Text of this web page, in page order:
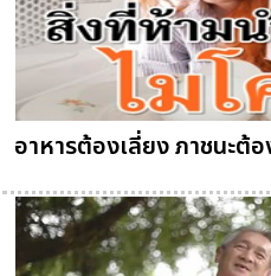
อาหารต้องเลี่ยง ภาชนะต้